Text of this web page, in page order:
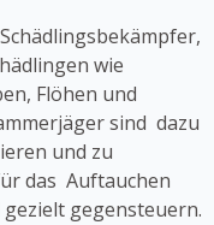
wie
Flöhen und
sind dazu
und zu
das Auftauchen
gegensteuern.